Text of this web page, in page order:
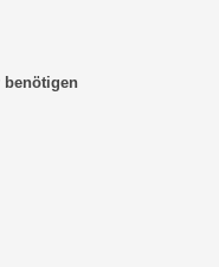
benötigen